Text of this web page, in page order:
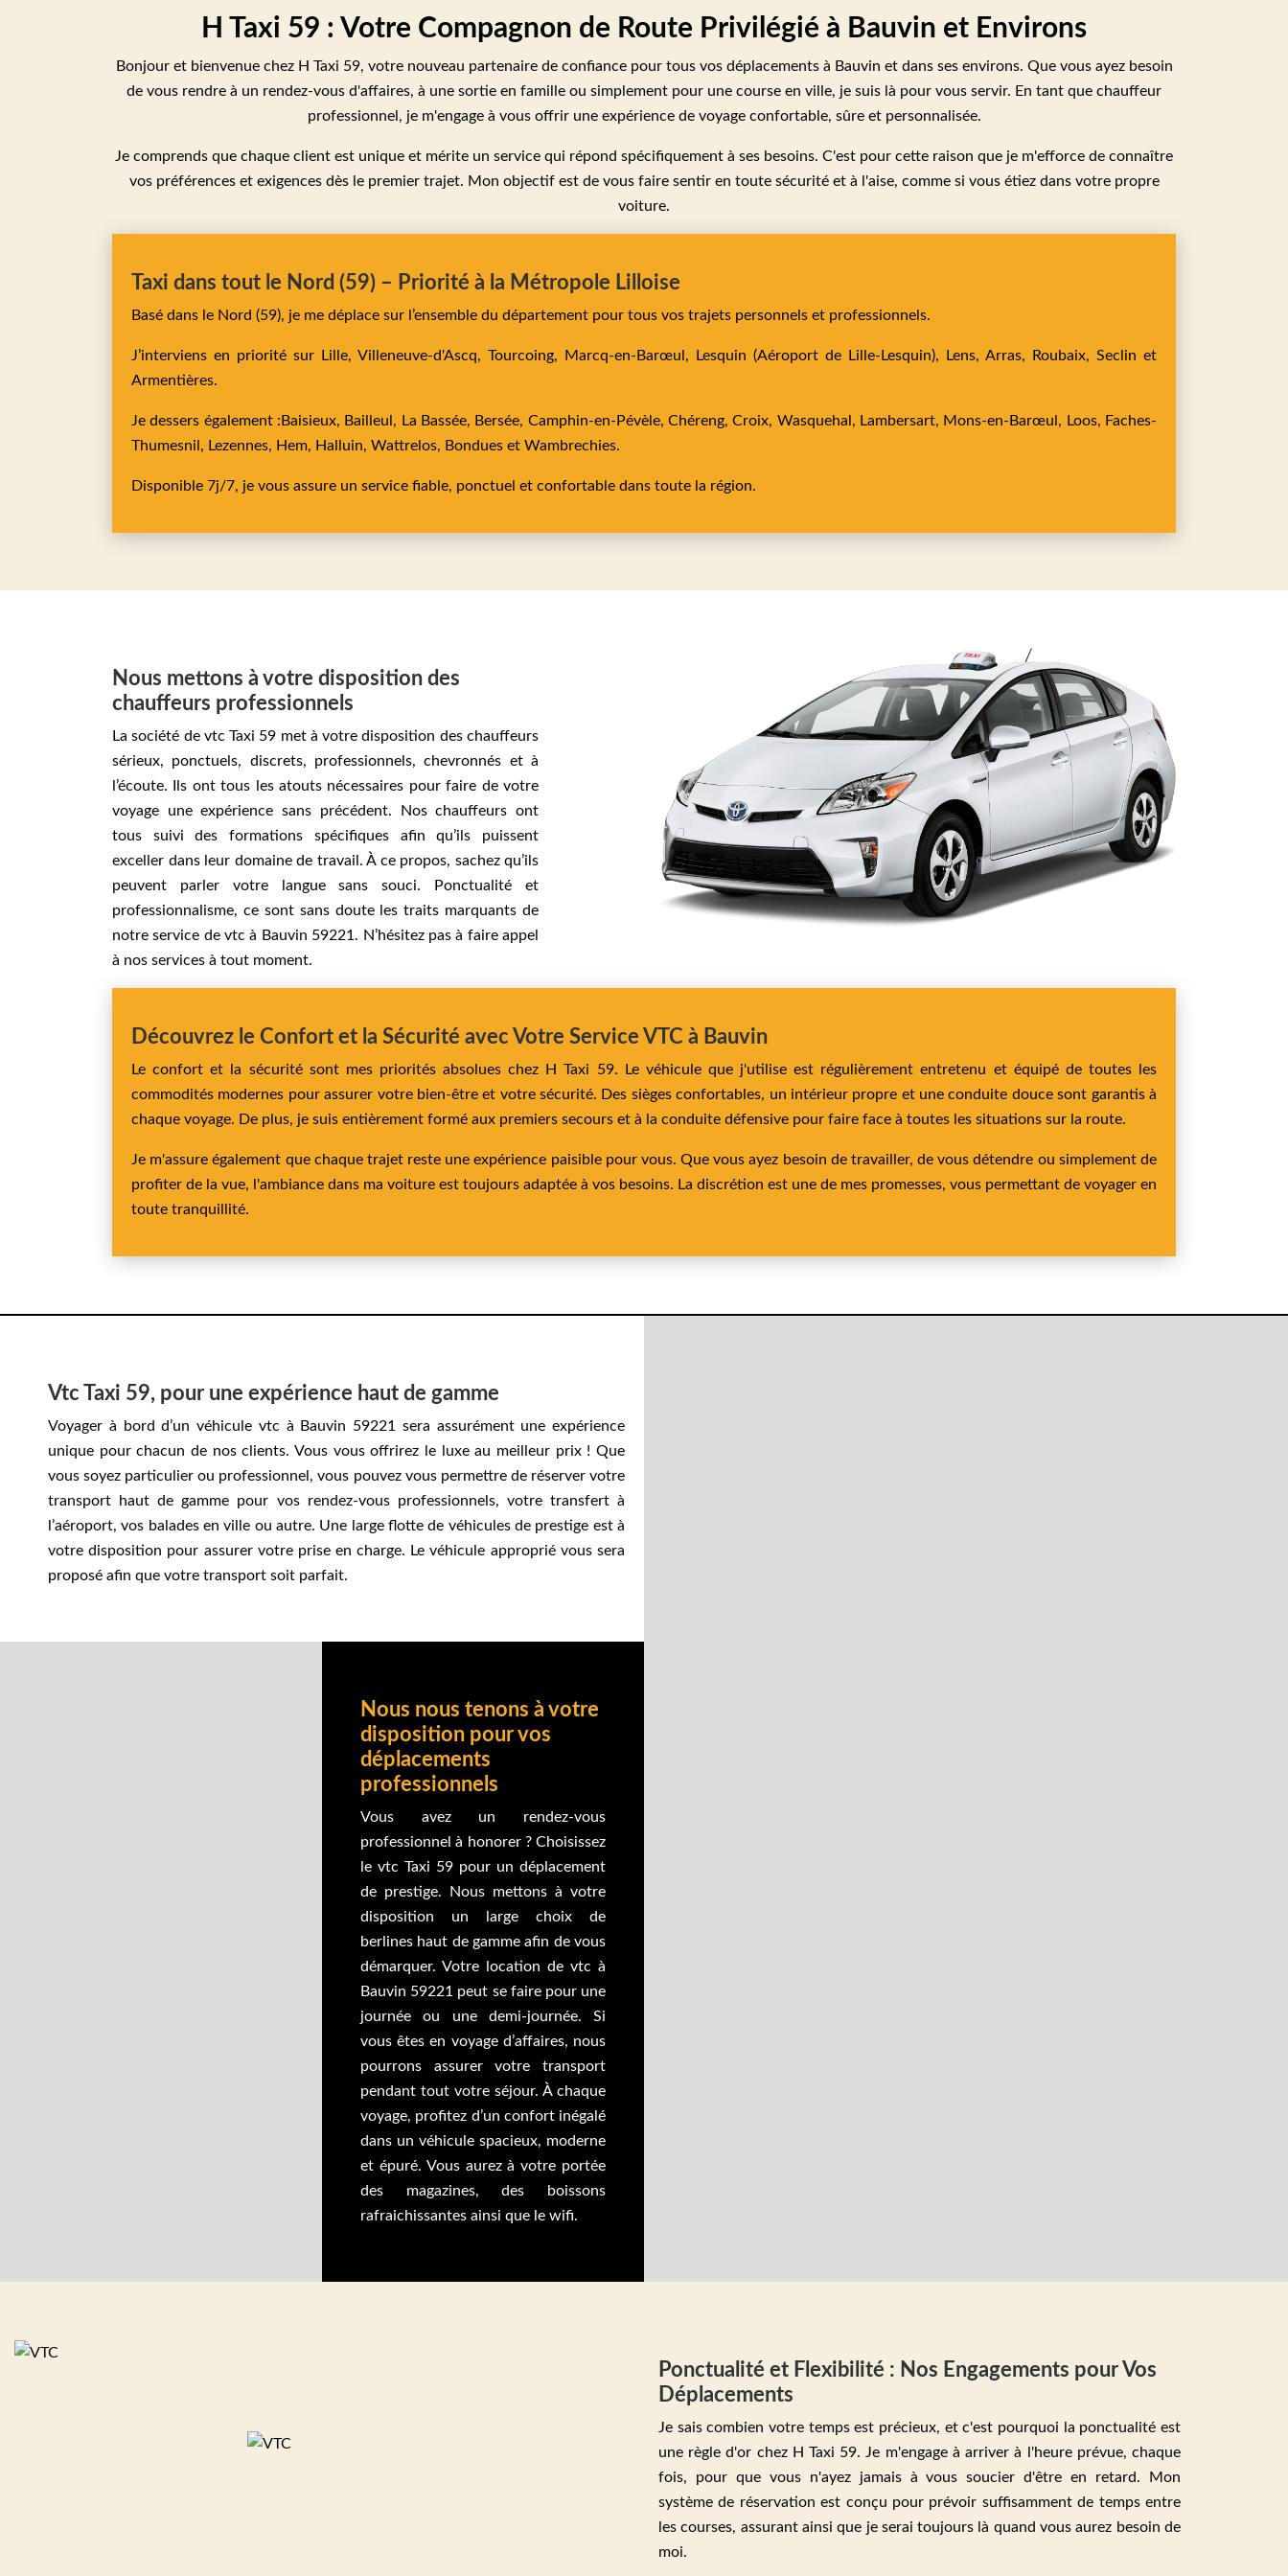
H Taxi 59 : Votre Compagnon de Route Privilégié à Bauvin et Environs
Bonjour et bienvenue chez H Taxi 59, votre nouveau partenaire de confiance pour tous vos déplacements à Bauvin et dans ses environs. Que vous ayez besoin
de vous rendre à un rendez-vous d'affaires, à une sortie en famille ou simplement pour une course en ville, je suis là pour vous servir. En tant que chauffeur
professionnel, je m'engage à vous offrir une expérience de voyage confortable, sûre et personnalisée.
Je comprends que chaque client est unique et mérite un service qui répond spécifiquement à ses besoins. C'est pour cette raison que je m'efforce de connaître
vos préférences et exigences dès le premier trajet. Mon objectif est de vous faire sentir en toute sécurité et à l'aise, comme si vous étiez dans votre propre
voiture.
Taxi dans tout le Nord (59) – Priorité à la Métropole Lilloise
Basé dans le Nord (59), je me déplace sur l’ensemble du département pour tous vos trajets personnels et professionnels.
J’interviens en priorité sur Lille, Villeneuve-d'Ascq, Tourcoing, Marcq-en-Barœul, Lesquin (Aéroport de Lille-Lesquin), Lens, Arras, Roubaix, Seclin et
Armentières.
Je dessers également : Baisieux, Bailleul, La Bassée, Bersée, Camphin-en-Pévèle,Chéreng,Croix, Wasquehal, Lambersart, Mons-en-Barœul, Loos, Faches-
Thumesnil, Lezennes, Hem, Halluin, Wattrelos, Bondues et Wambrechies.
Disponible 7j/7, je vous assure un service fiable, ponctuel et confortable dans toute la région.
Nous mettons à votre disposition des
chauffeurs professionnels
La société de vtc Taxi 59 met à votre disposition des chauffeurs
sérieux, ponctuels, discrets, professionnels, chevronnés et à
l’écoute. Ils ont tous les atouts nécessaires pour faire de votre
voyage une expérience sans précédent. Nos chauffeurs ont
tous suivi des formations spécifiques afin qu’ils puissent
exceller dans leur domaine de travail. À ce propos, sachez qu’ils
peuvent parler votre langue sans souci. Ponctualité et
professionnalisme, ce sont sans doute les traits marquants de
notre service de vtc à Bauvin 59221. N’hésitez pas à faire appel
à nos services à tout moment.
Découvrez le Confort et la Sécurité avec Votre Service VTC à Bauvin
Le confort et la sécurité sont mes priorités absolues chez H Taxi 59. Le véhicule que j'utilise est régulièrement entretenu et équipé de toutes les
commodités modernes pour assurer votre bien-être et votre sécurité. Des sièges confortables, un intérieur propre et une conduite douce sont garantis à
chaque voyage. De plus, je suis entièrement formé aux premiers secours et à la conduite défensive pour faire face à toutes les situations sur la route.
Je m'assure également que chaque trajet reste une expérience paisible pour vous. Que vous ayez besoin de travailler, de vous détendre ou simplement de
profiter de la vue, l'ambiance dans ma voiture est toujours adaptée à vos besoins. La discrétion est une de mes promesses, vous permettant de voyager en
toute tranquillité.
Vtc Taxi 59, pour une expérience haut de gamme
Voyager à bord d’un véhicule vtc à Bauvin 59221 sera assurément une expérience
unique pour chacun de nos clients. Vous vous offrirez le luxe au meilleur prix ! Que
vous soyez particulier ou professionnel, vous pouvez vous permettre de réserver votre
transport haut de gamme pour vos rendez-vous professionnels, votre transfert à
l’aéroport, vos balades en ville ou autre. Une large flotte de véhicules de prestige est à
votre disposition pour assurer votre prise en charge. Le véhicule approprié vous sera
proposé afin que votre transport soit parfait.
Nous nous tenons à votre
disposition pour vos
déplacements
professionnels
Vous avez un rendez-vous
professionnel à honorer ? Choisissez
le vtc Taxi 59 pour un déplacement
de prestige. Nous mettons à votre
disposition un large choix de
berlines haut de gamme afin de vous
démarquer. Votre location de vtc à
Bauvin 59221 peut se faire pour une
journée ou une demi-journée. Si
vous êtes en voyage d’affaires, nous
pourrons assurer votre transport
pendant tout votre séjour. À chaque
voyage, profitez d’un confort inégalé
dans un véhicule spacieux, moderne
et épuré. Vous aurez à votre portée
des magazines, des boissons
rafraichissantes ainsi que le wifi.
Ponctualité et Flexibilité : Nos Engagements pour Vos
Déplacements
Je sais combien votre temps est précieux, et c'est pourquoi la ponctualité est
une règle d'or chez H Taxi 59. Je m'engage à arriver à l'heure prévue, chaque
fois, pour que vous n'ayez jamais à vous soucier d'être en retard. Mon
système de réservation est conçu pour prévoir suffisamment de temps entre
les courses, assurant ainsi que je serai toujours là quand vous aurez besoin de
moi.